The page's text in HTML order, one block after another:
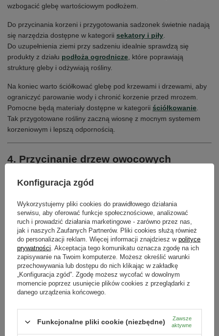
wzbogacić glebę wartościowym podłożem.
Do przycinania korzeni i przygotowania sadzonek świetnie nadają
się narzędzia dostępne w kategorii sekatory i piły
Do uzupełnienia ziemi przy sadzeniu idealnie sprawdzą się
produkty z działu podłoża ogrodnicze , które poprawiają
strukturę gleby i odżywiają rośliny.
Na koniec warto ściółkować glebę pod krzewami i drzewami, aby
ograniczyć parowanie wody i chronić korzenie przed mrozem.
Pomocne będą materiały dostępne w kategorii ściółkowanie
Tak przygotowane rośliny zaczną wiosnę z mocnym systemem
korzeniowym i lepszą odpornością.
4. Przycinanie drzew owocowych
Jesienneprzycinanie drzew owocowych
listopadzie wykonujemy głównie cięcia sanitarne, usuwając chore,
uszkodzone i krzyżujące się gałęzie. Poprawia to wentylację
korony i ogranicza ryzyko chorób.
Do wykonania tych prac najlepiej używać profesjonalnych
narzędzi z kategoriisekatory i piły, które gwarantują czyste
cięcia i szybkie gojenie ran.
Warto pamiętać, że regularna pielęgnacja drzew jesienią wpływa
na jakość plonów w kolejnym sezonie oraz ogólną zdrowotność
drzew.
5. Jesienne nawożenie roślin
Konfiguracja zgód
Wykorzystujemy pliki cookies do prawidłowego działania
serwisu, aby oferować funkcje społecznościowe, analizować
ruch i prowadzić działania marketingowe - zarówno przez nas,
jak i naszych Zaufanych Partnerów. Pliki cookies służą również
do personalizacji reklam. Więcej informacji znajdziesz w polityce
prywatności . Akceptacja tego komunikatu oznacza zgodę na ich
zapisywanie na Twoim komputerze. Możesz określić warunki
przechowywania lub dostępu do nich klikając w zakładkę
„Konfiguracja zgód”. Zgodę możesz wycofać w dowolnym
momencie poprzez usunięcie plików cookies z przeglądarki z
danego urządzenia końcowego.
Funkcjonalne pliki cookie (niezbędne)
Zawsze
aktywne